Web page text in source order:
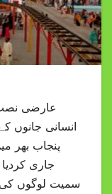
عارضی نصب
انسانی جانوں
پنجاب بھر
جاری
سمیت لوگوں کی